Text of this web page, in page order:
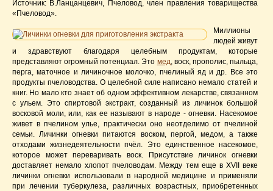
Источник: В.Ланцанцевич, Пчеловод, член правления товарищества
«Пчеловод».
Миллионы
людей живут
и здравствуют благодаря целебным продуктам, которые
представляют огромный потенциал. Это мед, воск, прополис, пыльца,
перга, маточное и личиночное молочко, пчелиный яд и др. Все это
продукты пчеловодства. О целебной силе написано немало статей и
книг. Но мало кто знает об одном эффективном лекарстве, связанном
с ульем. Это спиртовой экстракт, созданный из личинок большой
восковой моли, или, как ее называют в народе - огневки. Насекомое
живет в пчелином улье, практически оно неотделимо от пчелиной
семьи. Личинки огневки питаются воском, пергой, медом, а также
отходами жизнедеятельности пчёл. Это единственное насекомое,
которое может переваривать воск. Присутствие личинок огневки
доставляет немало хлопот пчеловодам. Между тем еще в XVII веке
личинки огневки использовали в народной медицине и применяли
при лечении туберкулеза, различных возрастных, приобретенных